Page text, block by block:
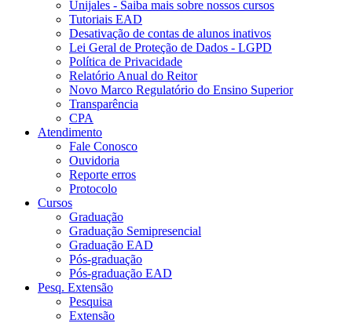
Unijales - Saiba mais sobre nossos cursos
Tutoriais EAD
Desativação de contas de alunos inativos
Lei Geral de Proteção de Dados - LGPD
Política de Privacidade
Relatório Anual do Reitor
Novo Marco Regulatório do Ensino Superior
Transparência
CPA
Atendimento
Fale Conosco
Ouvidoria
Reporte erros
Protocolo
Cursos
Graduação
Graduação Semipresencial
Graduação EAD
Pós-graduação
Pós-graduação EAD
Pesq. Extensão
Pesquisa
Extensão